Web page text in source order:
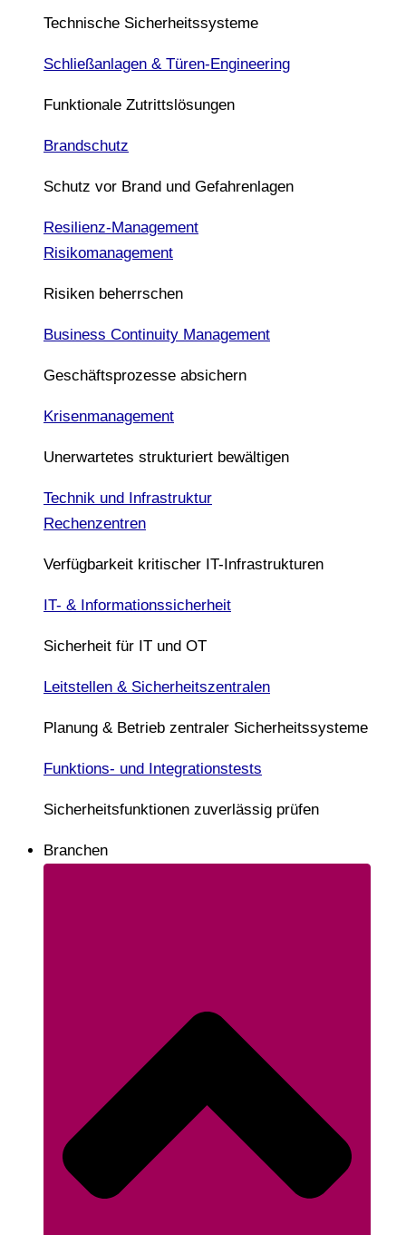
Technische Sicherheitssysteme
Schließanlagen & Türen-Engineering
Funktionale Zutrittslösungen
Brandschutz
Schutz vor Brand und Gefahrenlagen
Resilienz-Management
Risikomanagement
Risiken beherrschen
Business Continuity Management
Geschäftsprozesse absichern
Krisenmanagement
Unerwartetes strukturiert bewältigen
Technik und Infrastruktur
Rechenzentren
Verfügbarkeit kritischer IT-Infrastrukturen
IT- & Informationssicherheit
Sicherheit für IT und OT
Leitstellen & Sicherheitszentralen
Planung & Betrieb zentraler Sicherheitssysteme
Funktions- und Integrationstests
Sicherheitsfunktionen zuverlässig prüfen
Branchen